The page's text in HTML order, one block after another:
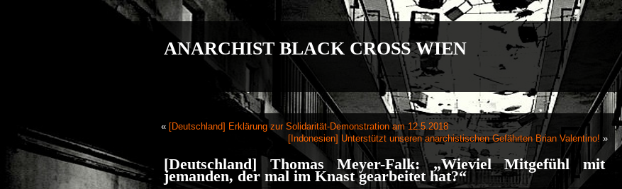
ANARCHIST BLACK CROSS WIEN
« [Deutschland] Erklärung zur Solidarität-Demonstration am 12.5.2018
[Indonesien] Unterstützt unseren anarchistischen Gefährten Brian Valentino! »
[Deutschland] Thomas Meyer-Falk: „Wieviel Mitgefühl mit
jemanden, der mal im Knast gearbeitet hat?“